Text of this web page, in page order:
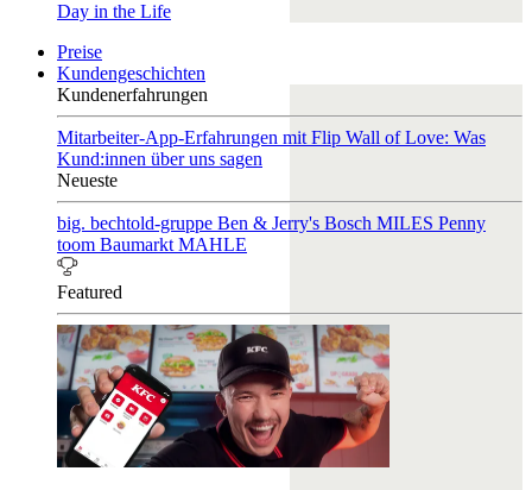
Day in the Life
Preise
Kundengeschichten
Kundenerfahrungen
Mitarbeiter-App-Erfahrungen mit Flip Wall of Love: Was
Kund:innen über uns sagen
Neueste
big. bechtold-gruppe Ben & Jerry's Bosch MILES Penny
toom Baumarkt MAHLE
Featured